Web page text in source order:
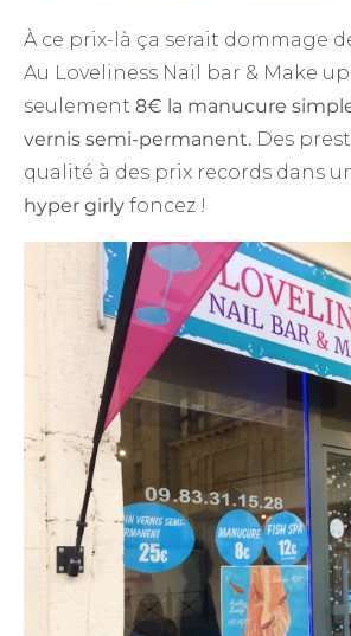
À ce prix-là ça serait dommage
Au Loveliness Nail bar & Make up
seulement 8€ la manucure
vernis semi-permanent. Des
qualité à des prix records dans
hyper girly foncez !